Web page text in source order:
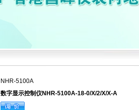
NHR-5100A
数字显示控制仪NHR-5100A-18-0/X/2/X/X-A